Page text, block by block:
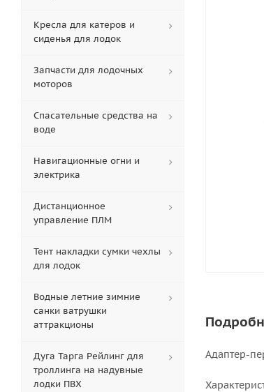
Адаптер-
Кресла для катеров и
сиденья для лодок
Запчасти для лодочных
моторов
Спасательные средства на
воде
Навигационные огни и
электрика
Дистанционное
управление ПЛМ
Тент накладки сумки чехлы
для лодок
Водные летние зимние
санки ватрушки
аттракционы
Дуга Тарга Рейлинг для
троллинга на надувные
лодки ПВХ